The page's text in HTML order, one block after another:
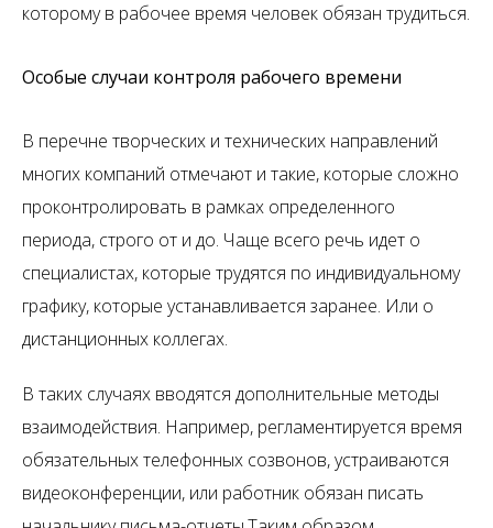
которому в рабочее время человек обязан трудиться.
Особые случаи контроля рабочего времени
В перечне творческих и технических направлений
многих компаний отмечают и такие, которые сложно
проконтролировать в рамках определенного
периода, строго от и до. Чаще всего речь идет о
специалистах, которые трудятся по индивидуальному
графику, которые устанавливается заранее. Или о
дистанционных коллегах.
В таких случаях вводятся дополнительные методы
взаимодействия. Например, регламентируется время
обязательных телефонных созвонов, устраиваются
видеоконференции, или работник обязан писать